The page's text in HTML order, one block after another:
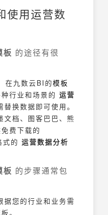
使用运营数
板 的途径有很
在九数云BI的模板
行业和场景的 运营
替换数据即可使用。
文档、图客巴巴、熊
费下载的
的 运营数据分析
板 的步骤通常包
据您的行业和业务需
。